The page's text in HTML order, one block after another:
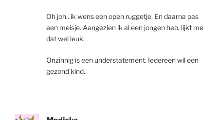
Oh joh.. ik wens een open ruggetje. En daarna pas
een meisje. Aangezien ik al een jongen heb, lijkt me
dat wel leuk.
Onzinnig is een understatement. Iedereen wil een
gezond kind.